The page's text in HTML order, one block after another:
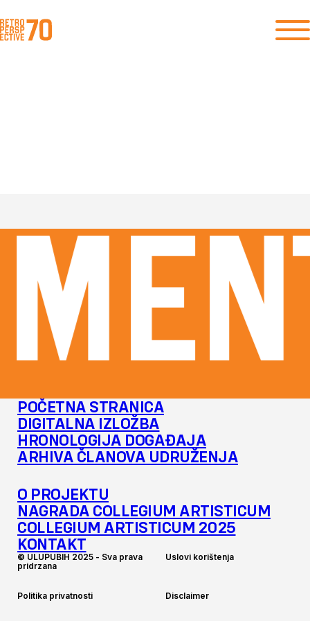
POČETNA STRANICA
DIGITALNA IZLOŽBA
HRONOLOGIJA DOGAĐAJA
ARHIVA ČLANOVA UDRUŽENJA
O PROJEKTU
NAGRADA COLLEGIUM ARTISTICUM
COLLEGIUM ARTISTICUM 2025
KONTAKT
© ULUPUBIH 2025 - Sva prava
pridrzana
Uslovi korištenja
Politika privatnosti Disclaimer